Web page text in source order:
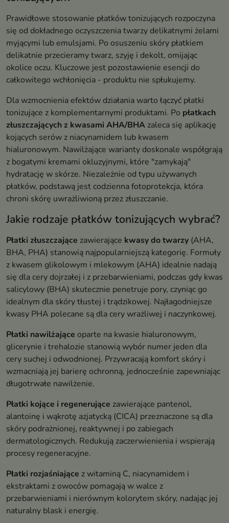
Prawidłowe stosowanie płatków tonizujących rozpoczyna
się od dokładnego oczyszczenia twarzy delikatnymi żelami
myjącymi lub emulsjami. Po osuszeniu skóry płatkiem
delikatnie przecieramy twarz, szyję i dekolt, omijając
okolice oczu. Kluczowe jest pozostawienie esencji do
całkowitego wchłonięcia - produktu nie spłukujemy.
Dla wzmocnienia efektów działania warto łączyć płatki
tonizujące z komplementarnymi produktami. Po płatkach
złuszczających z kwasami AHA/BHA zaleca się aplikację
kojących serów z niacynamidem lub kwasem
hialuronowym. Nawilżające warianty doskonale współgrają
z bogatymi kremami okluzyjnymi, które "zamykają"
hydratację w skórze. Niezależnie od typu używanych
płatków, podstawą jest codzienna fotoprotekcja, która
chroni skórę uwrażliwioną przez złuszczanie.
Jakie rodzaje płatków tonizujących wybrać?
Płatki złuszczające zawierające kwasy do twarzy (AHA,
BHA, PHA) stanowią najpopularniejszą kategorię. Formuły
z kwasem glikolowym i mlekowym (AHA) idealnie nadają
się dla cery dojrzałej i z przebarwieniami, podczas gdy kwas
salicylowy (BHA) skutecznie penetruje pory, czyniąc go
idealnym dla skóry tłustej i trądzikowej. Najłagodniejsze
kwasy PHA polecane są dla cery wrażliwej i naczynkowej.
Płatki nawilżające oparte na kwasie hialuronowym,
glicerynie i trehalozie stanowią wybór numer jeden dla
cery suchej i odwodnionej. Przywracają komfort skóry i
wzmacniają jej barierę ochronną, jednocześnie zapewniając
długotrwałe nawilżenie.
Płatki kojące i regenerujące zawierające pantenol,
alantoinę i wąkrotę azjatycką (CICA) przeznaczone są dla
skóry podrażnionej, reaktywnej i po zabiegach
dermatologicznych. Redukują zaczerwienienia i wspierają
procesy regeneracyjne.
Płatki rozjaśniające z witaminą C, niacynamidem i
ekstraktami z owoców pomagają w walce z
przebarwieniami i nierównym kolorytem skóry, nadając jej
naturalny blask i energię.